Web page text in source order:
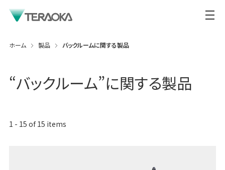
ホーム 製品 バックルームに関する製品
“バックルーム”に関する製品
1 - 15 of15 items